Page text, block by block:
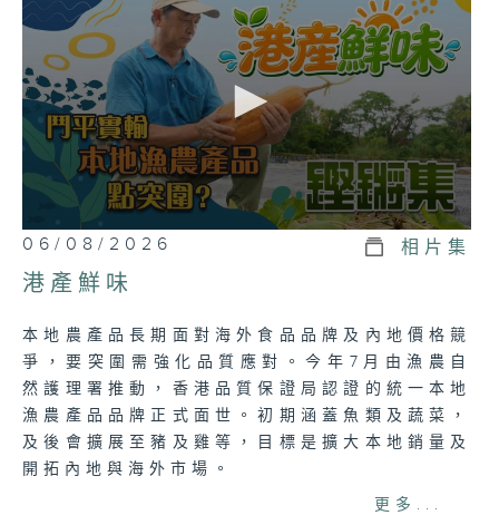
0
seconds
of
23
7
seconds
06/08/2026 相片集
港產鮮味
本地農產品長期面對海外食品品牌及內地價格競
爭，要突圍需強化品質應對。今年7月由漁農自
然護理署推動，香港品質保證局認證的統一本地
漁農產品品牌正式面世。初期涵蓋魚類及蔬菜，
及後會擴展至豬及雞等，目標是擴大本地銷量及
開拓內地與海外市場。
本地農戶等能否把握品牌機遇，開創新出路？本
更多...